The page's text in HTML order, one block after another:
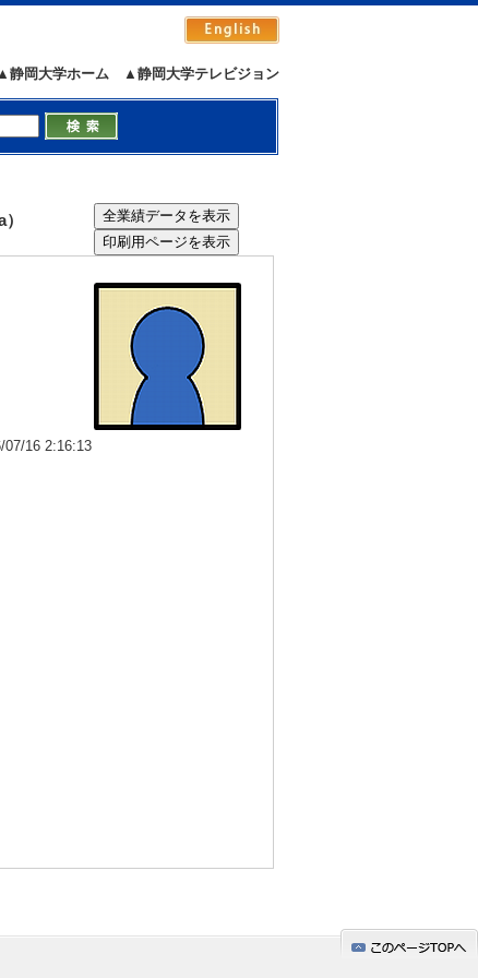
▲静岡大学テレビジョン
▲静岡大学ホーム
07/16 2:16:13